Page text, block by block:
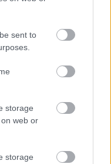
sent to
storage
web or
storage